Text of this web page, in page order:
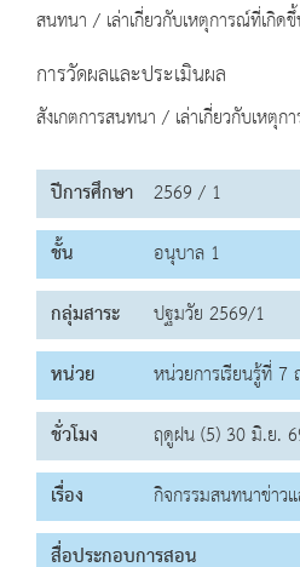
สนทนา / เล่าเกี่ยวกับเหตุการณ์ที่เกิด
การวัดผลและประเมินผล
สังเกตการสนทนา / เล่าเกี่ยวกับเหตุ
ปีการศึกษา 2569 / 1
ชั้น
อนุบาล 1
กลุ่มสาระ
ปฐมวัย 2569/1
หน่วย
หน่วยการเรียนรู้ที่ 7
ชั่วโมง
ฤดูฝน (5) 30 มิ.ย.
เรื่อง
กิจกรรมสนทนาข่าว
สื่อประกอบการสอน